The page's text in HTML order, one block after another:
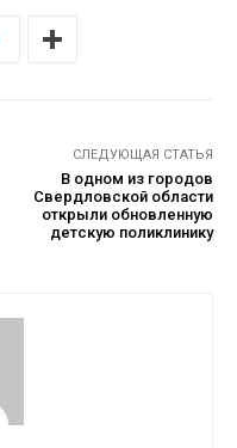
СЛЕДУЮЩАЯ СТАТЬЯ
В одном из городов
Свердловской области
открыли обновленную
детскую поликлинику